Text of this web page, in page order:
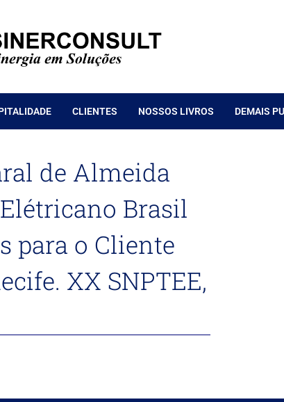
CLIENTES NOSSOS LIVROS DEMAIS
de Almeida
Brasil
para o Cliente
XX SNPTEE,